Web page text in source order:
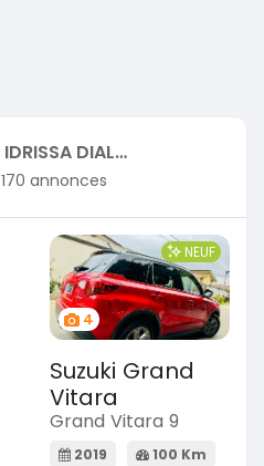
Annonces de IDRISSA DIALLO
170 annonces
4
NEUF
Suzuki Grand
Vitara
Grand Vitara 9
2019
100 Km